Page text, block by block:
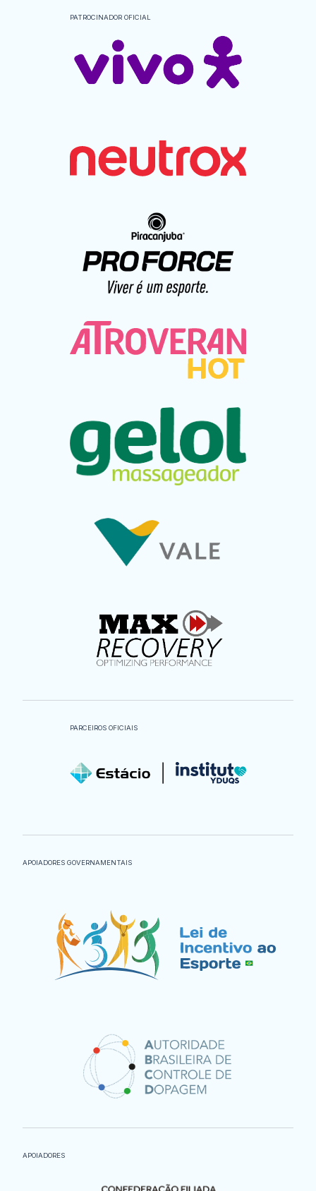
PATROCINADOR OFICIAL
PARCEIROS OFICIAIS
APOIADORES GOVERNAMENTAIS
APOIADORES